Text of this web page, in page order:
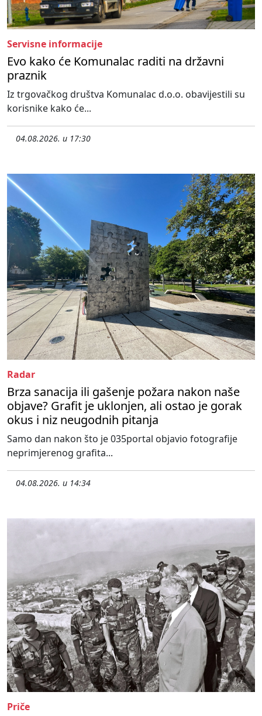
Servisne informacije
Evo kako će Komunalac raditi na državni
praznik
Iz trgovačkog društva Komunalac d.o.o. obavijestili su
korisnike kako će...
04.08.2026. u 17:30
Radar
Brza sanacija ili gašenje požara nakon naše
objave? Grafit je uklonjen, ali ostao je gorak
okus i niz neugodnih pitanja
Samo dan nakon što je 035portal objavio fotografije
neprimjerenog grafita...
04.08.2026. u 14:34
Priče